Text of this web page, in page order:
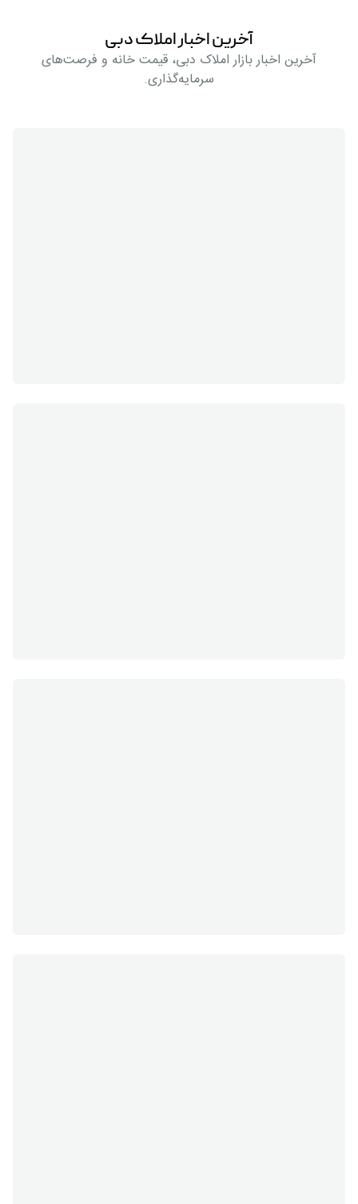
آخرین اخبار املاک دبی
آخرین اخبار بازار املاک دبی، قیمت خانه و فرصت‌های
سرمایه‌گذاری.